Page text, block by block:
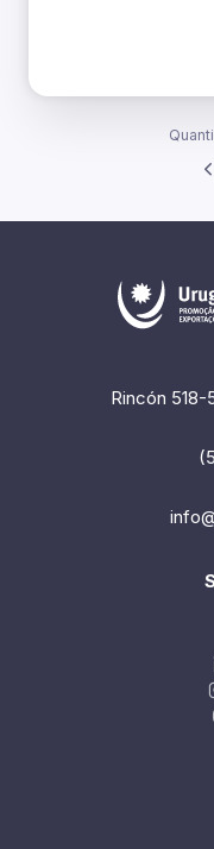
Rincón